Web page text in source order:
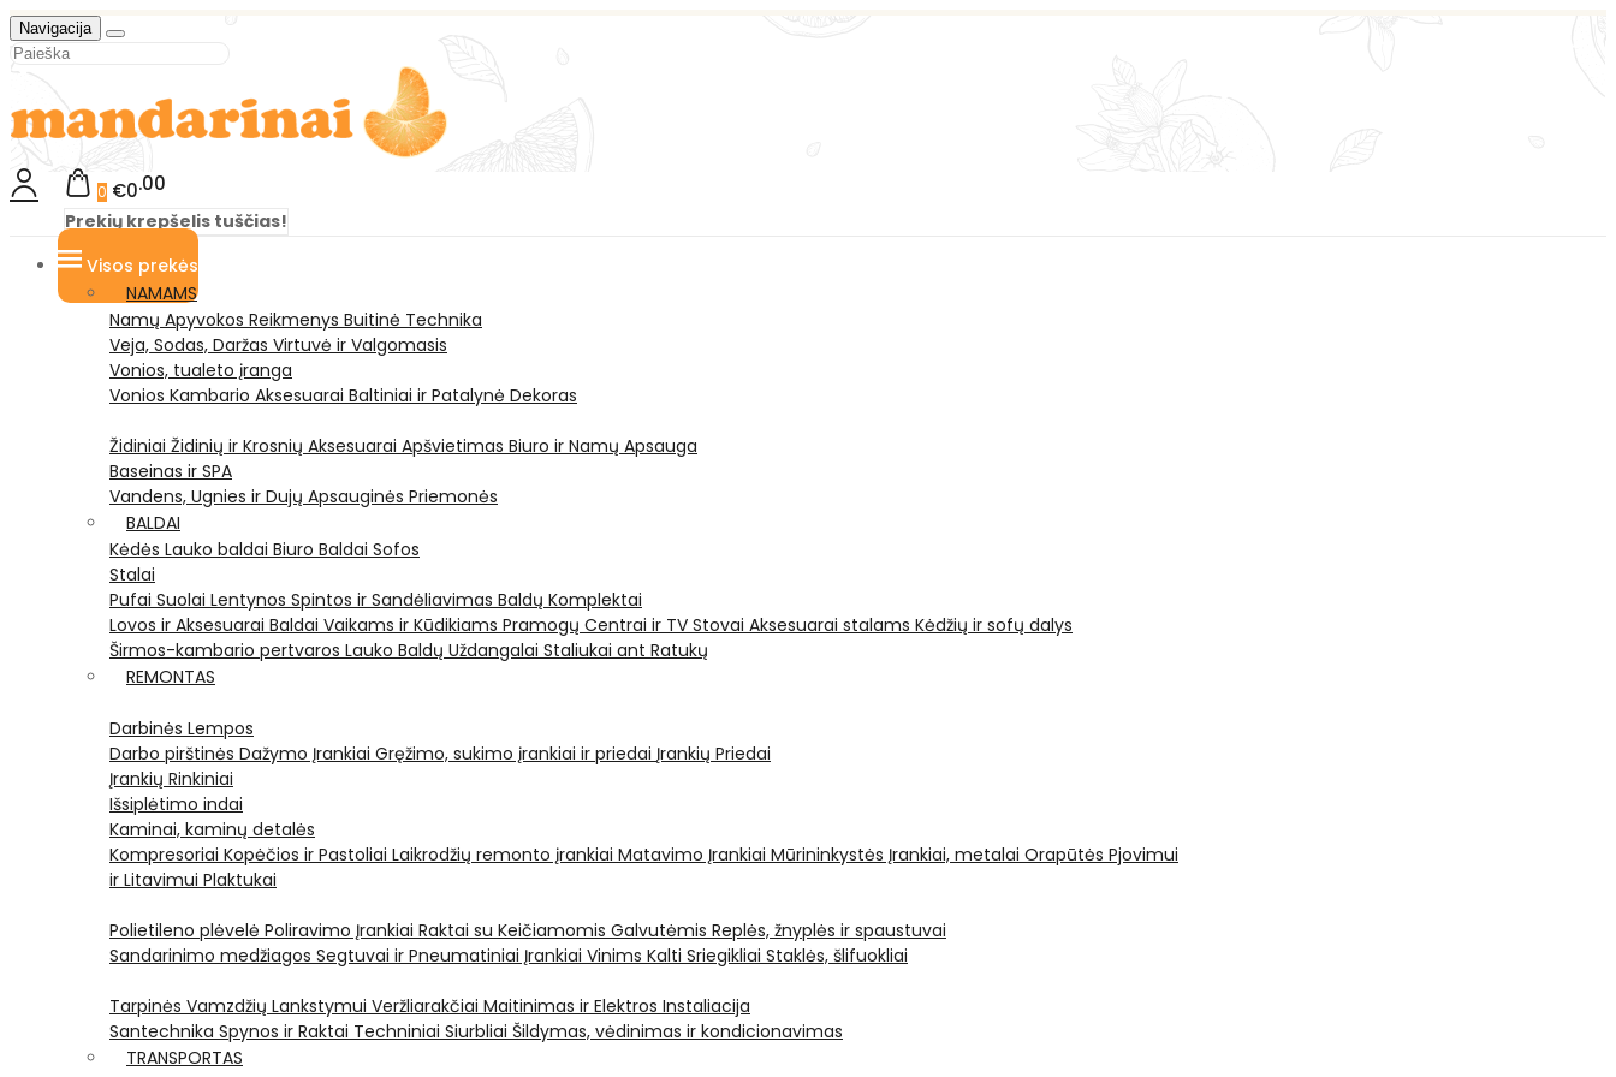
Navigacija
0 €0 00
Prekių krepšelis tuščias!
Visos prekės
NAMAMS
Namų Apyvokos Reikmenys Buitinė Technika
Veja, Sodas, Daržas Virtuvė ir Valgomasis
Vonios, tualeto įranga
Vonios Kambario Aksesuarai Baltiniai ir Patalynė Dekoras
Židiniai Židinių ir Krosnių Aksesuarai Apšvietimas Biuro ir Namų Apsauga
Baseinas ir SPA
Vandens, Ugnies ir Dujų Apsauginės Priemonės
BALDAI
Kėdės Lauko baldai Biuro Baldai Sofos
Stalai
Pufai Suolai Lentynos Spintos ir Sandėliavimas Baldų Komplektai
Lovos ir Aksesuarai Baldai Vaikams ir Kūdikiams Pramogų Centrai ir TV Stovai Aksesuarai stalams Kėdžių ir sofų dalys
Širmos-kambario pertvaros Lauko Baldų Uždangalai Staliukai ant Ratukų
REMONTAS
Darbinės Lempos
Darbo pirštinės Dažymo Įrankiai Gręžimo, sukimo įrankiai ir priedai Įrankių Priedai
Įrankių Rinkiniai
Išsiplėtimo indai
Kaminai, kaminų detalės
Kompresoriai Kopėčios ir Pastoliai Laikrodžių remonto įrankiai Matavimo Įrankiai Mūrininkystės Įrankiai, metalai Orapūtės Pjovimui
ir Litavimui Plaktukai
Polietileno plėvelė Poliravimo Įrankiai Raktai su Keičiamomis Galvutėmis Replės, žnyplės ir spaustuvai
Sandarinimo medžiagos Segtuvai ir Pneumatiniai Įrankiai Vinims Kalti Sriegikliai Staklės, šlifuokliai
Tarpinės Vamzdžių Lankstymui Veržliarakčiai Maitinimas ir Elektros Instaliacija
Santechnika Spynos ir Raktai Techniniai Siurbliai Šildymas, vėdinimas ir kondicionavimas
TRANSPORTAS